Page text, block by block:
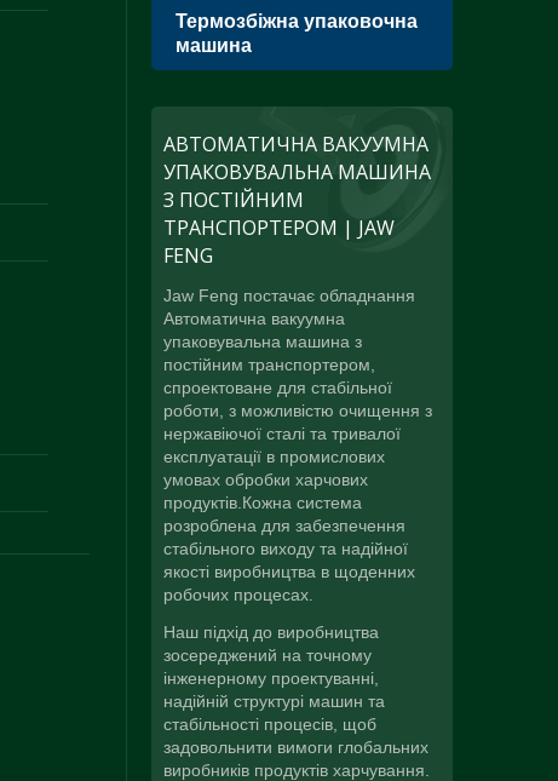
Термозбіжна упаковочна
машина
АВТОМАТИЧНА ВАКУУМНА
УПАКОВУВАЛЬНА МАШИНА
З ПОСТІЙНИМ
ТРАНСПОРТЕРОМ | JAW
FENG
Jaw Feng постачає обладнання
Автоматична вакуумна
упаковувальна машина з
постійним транспортером,
спроектоване для стабільної
роботи, з можливістю очищення з
нержавіючої сталі та тривалої
експлуатації в промислових
умовах обробки харчових
продуктів.Кожна система
розроблена для забезпечення
стабільного виходу та надійної
якості виробництва в щоденних
робочих процесах.
Наш підхід до виробництва
зосереджений на точному
інженерному проектуванні,
надійній структурі машин та
стабільності процесів, щоб
задовольнити вимоги глобальних
виробників продуктів харчування.